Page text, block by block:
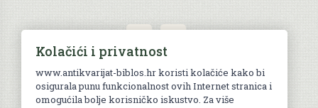
Uvjeti kupnje
Kolačići i privatnost
www.antikvarijat-biblos.hr koristi kolačiće kako bi
osigurala punu funkcionalnost ovih Internet stranica i
omogućila bolje korisničko iskustvo. Za više